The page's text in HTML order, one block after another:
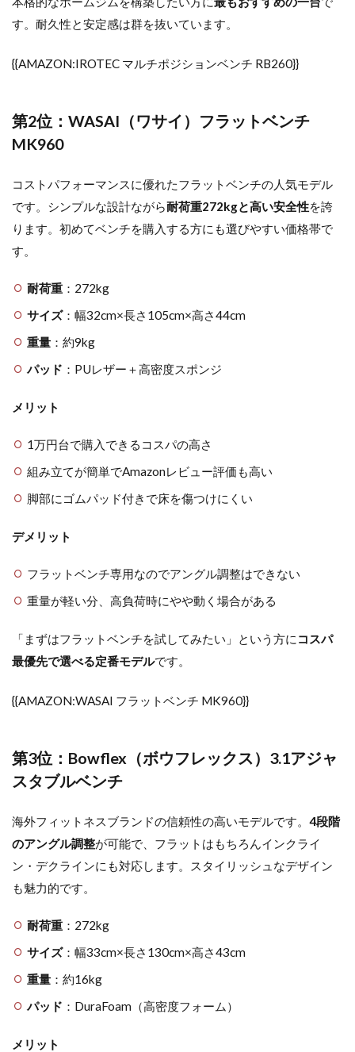
す。耐久性と安定感は群を抜いています。
{{AMAZON:IROTEC マルチポジションベンチ RB260}}
第2位：WASAI（ワサイ）フラットベンチ
MK960
コストパフォーマンスに優れたフラットベンチの人気モデル
です。シンプルな設計ながら耐荷重272kgと高い安全性を誇
ります。初めてベンチを購入する方にも選びやすい価格帯で
す。
耐荷重：272kg
サイズ：幅32cm×長さ105cm×高さ44cm
重量：約9kg
パッド ：PUレザー＋高密度スポンジ
メリット
1万円台で購入できるコスパの高さ
組み立てが簡単でAmazonレビュー評価も高い
脚部にゴムパッド付きで床を傷つけにくい
デメリット
フラットベンチ専用なのでアングル調整はできない
重量が軽い分、高負荷時にやや動く場合がある
「まずはフラットベンチを試してみたい」という方に コスパ
最優先で選べる定番モデルです。
{{AMAZON:WASAI フラットベンチ MK960}}
第3位：Bowflex（ボウフレックス）3.1アジャ
スタブルベンチ
海外フィットネスブランドの信頼性の高いモデルです。 4段階
のアングル調整が可能で、フラットはもちろんインクライ
ン・デクラインにも対応します。スタイリッシュなデザイン
も魅力的です。
耐荷重：272kg
サイズ：幅33cm×長さ130cm×高さ43cm
重量：約16kg
パッド ：DuraFoam（高密度フォーム）
メリット